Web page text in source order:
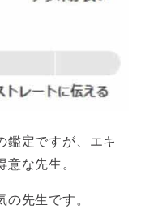
鑑定ですが、エキ
な先生。
先生です。